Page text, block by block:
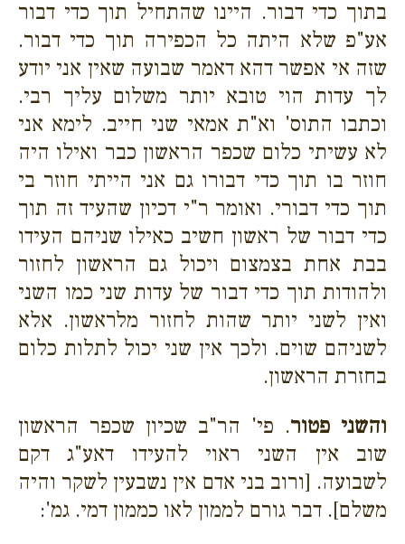
בתוך כדי דבור. היינו שהתחיל תוך כדי דבור
אע"פ שלא היתה כל הכפירה תוך כדי דבור.
שזה אי אפשר דהא דאמר שבועה שאין אני יודע
לך עדות הוי טובא יותר משלום עליך רבי.
וכתבו התוס' וא"ת אמאי שני חייב. לימא אני
לא עשיתי כלום שכפר הראשון כבר ואילו היה
חוזר בו תוך כדי דבורו גם אני הייתי חוזר בי
תוך כדי דבורי. ואומר ר"י דכיון שהעיד זה תוך
כדי דבור של ראשון חשיב כאילו שניהם העידו
בבת אחת בצמצום ויכול גם הראשון לחזור
ולהודות תוך כדי דבור של עדות שני כמו השני
ואין לשני יותר שהות לחזור מלראשון. אלא
לשניהם שוים. ולכך אין שני יכול לתלות כלום
בחזרת הראשון.
והשני פטור. פי' הר"ב שכיון שכפר הראשון
שוב אין השני ראוי להעידו דאע"ג דקם
לשבועה. [ורוב בני אדם אין נשבעין לשקר והיה
משלם]. דבר גורם לממון לאו כממון דמי. גמ':